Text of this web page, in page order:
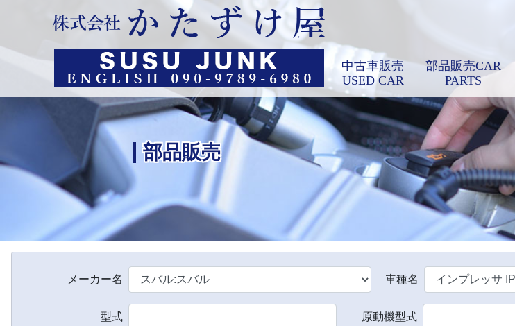
中古車販売
USED CAR
部品販売CAR
PARTS
部品販売
メーカー名 車種名
型式 原動機型式